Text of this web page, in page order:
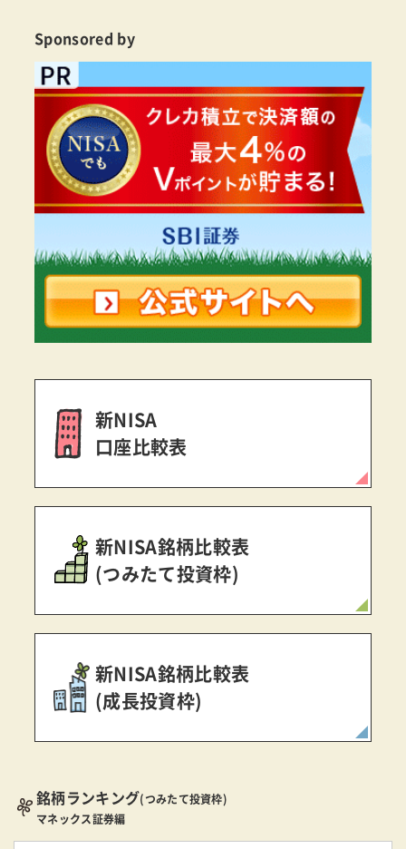
Sponsored by
新NISA
口座比較表
新NISA銘柄比較表
(つみたて投資枠)
新NISA銘柄比較表
(成長投資枠)
銘柄ランキング(つみたて投資枠)
マネックス証券編